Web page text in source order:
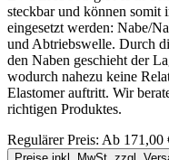
steckbar und können somit
eingesetzt werden: Nabe/
und Abtriebswelle. Durch
den Naben geschieht der
wodurch nahezu keine
Elastomer auftritt. Wir
richtigen Produktes.
Regulärer Preis: Ab 171,00